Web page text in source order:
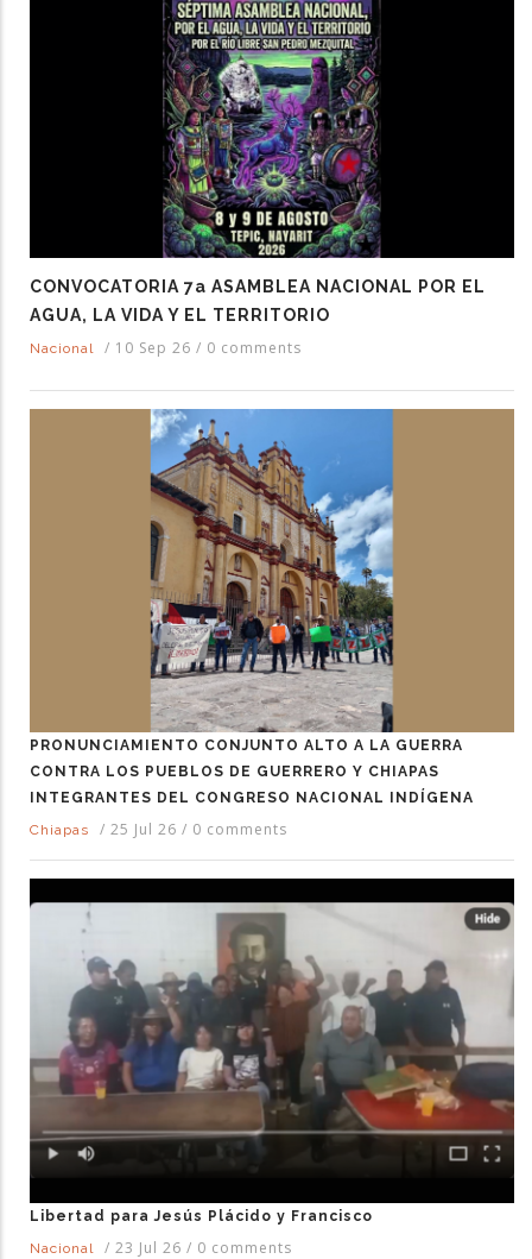
CONVOCATORIA 7a ASAMBLEA NACIONAL POR EL
AGUA, LA VIDA Y EL TERRITORIO
Nacional / 10 Sep 26 / 0 comments
PRONUNCIAMIENTO CONJUNTO ALTO A LA GUERRA
CONTRA LOS PUEBLOS DE GUERRERO Y CHIAPAS
INTEGRANTES DEL CONGRESO NACIONAL INDÍGENA
Chiapas
/ 25 Jul 26 / 0 comments
Libertad para Jesús Plácido y Francisco
Nacional
/ 23 Jul 26 / 0 comments